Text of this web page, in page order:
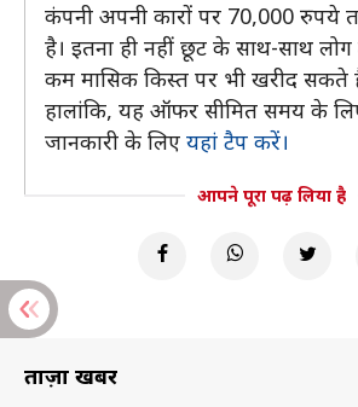
कंपनी अपनी कारों पर 70,000 रुपये
है। इतना ही नहीं छूट के साथ-साथ लोग
कम मासिक किस्त पर भी खरीद सकते
हालांकि, यह ऑफर सीमित समय के
जानकारी के लिए यहां टैप करें।
आपने पूरा पढ़ लिया है
ताज़ा खबरें